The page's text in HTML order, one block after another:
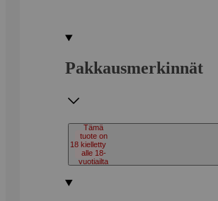
Pakkausmerkinnät
18
Tämä
tuote on
kielletty
alle 18-
vuotiailta